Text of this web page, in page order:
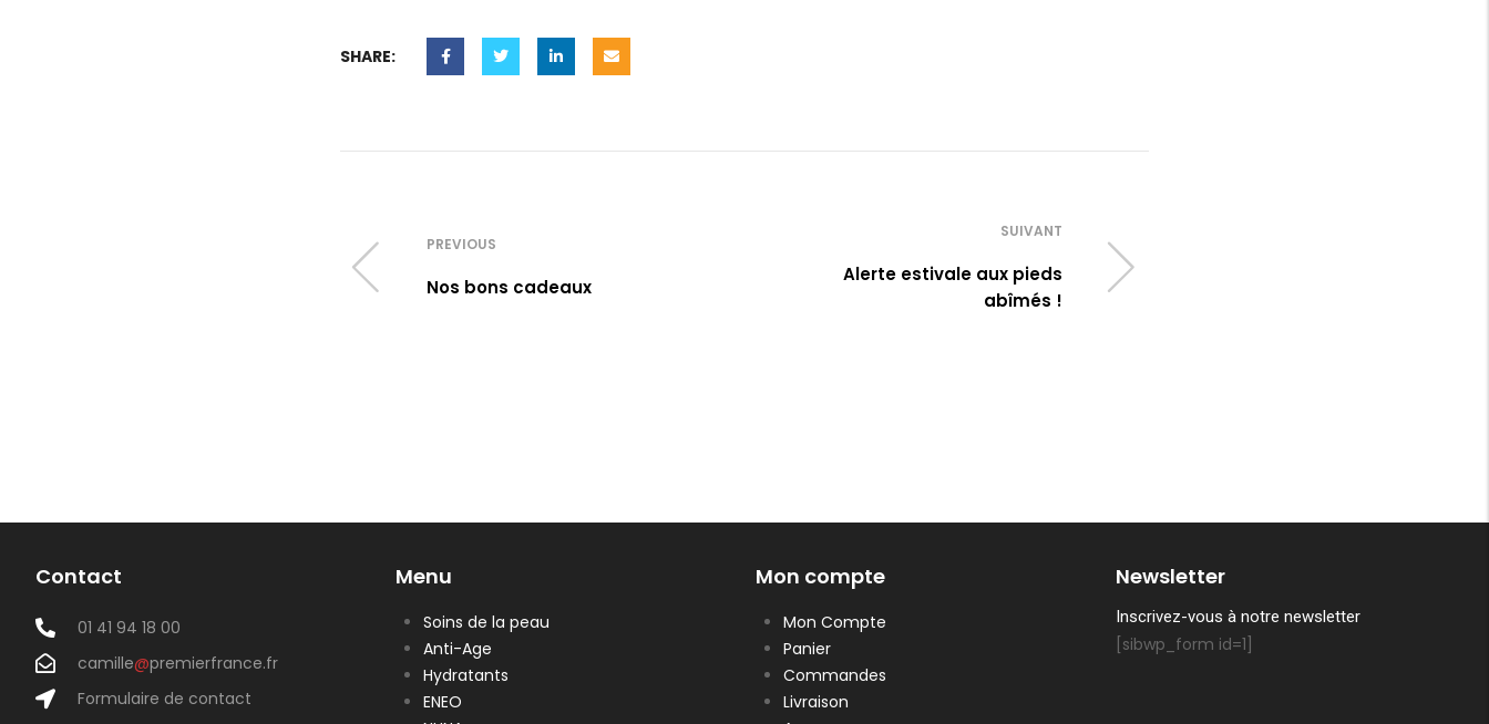
SHARE:
PREVIOUS
Nos bons cadeaux
SUIVANT
Alerte estivale aux pieds
abîmés !
Contact
01 41 94 18 00
camille@premierfrance.fr
Formulaire de contact
Menu
Soins de la peau
Anti-Age
Hydratants
ENEO
Mon compte
Mon Compte
Panier
Commandes
Livraison
Newsletter
Inscrivez-vous à notre newsletter
[sibwp_form id=1]